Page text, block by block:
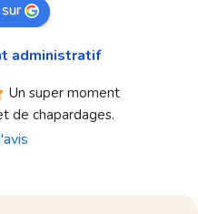
administratif
Un super moment
de chapardages.